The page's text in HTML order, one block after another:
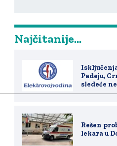
Najčitanije...
Padeju,
sledeće
Rešen
lekara u